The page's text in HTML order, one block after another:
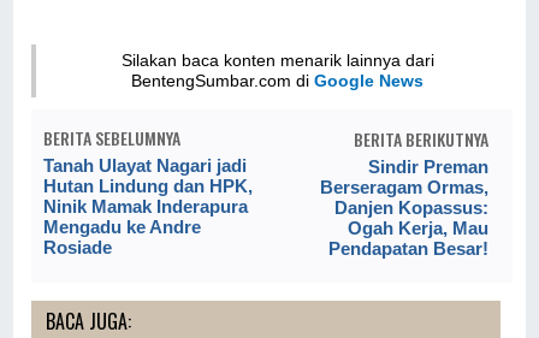
Silakan baca konten menarik lainnya dari
BentengSumbar.com diGoogle News
BERITA SEBELUMNYA
Tanah Ulayat Nagari jadi
Hutan Lindung dan HPK,
Ninik Mamak Inderapura
Mengadu ke Andre
Rosiade
BERITA BERIKUTNYA
Sindir Preman
Berseragam Ormas,
Danjen Kopassus:
Ogah Kerja, Mau
Pendapatan Besar!
BACA JUGA: